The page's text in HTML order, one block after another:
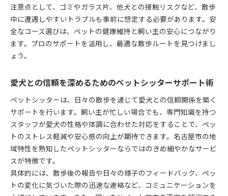
注意点として、ゴミやガラス片、他犬との接触リスクなど、散歩
中に遭遇しやすいトラブルも事前に想定する必要があります。安
全なコース選びは、ペットの健康維持と飼い主の安心につながり
ます。プロのサポートを活用し、最適な散歩ルートを見つけまし
ょう。
愛犬との信頼を深めるためのペットシッターサポート術
ペットシッターは、日々の散歩を通じて愛犬との信頼関係を築く
サポートを行います。飼い主が忙しい場合でも、専門知識を持つ
スタッフが愛犬の性格や体調に合わせた対応をすることで、ペッ
トのストレス軽減や安心感の向上が期待できます。名古屋市の地
域特性を熟知したペットシッターならではのきめ細やかなサービ
スが特徴です。
具体的には、散歩後の報告や日々の様子のフィードバック、ペッ
トの変化に気づいた際の迅速な連絡など、コミュニケーションを